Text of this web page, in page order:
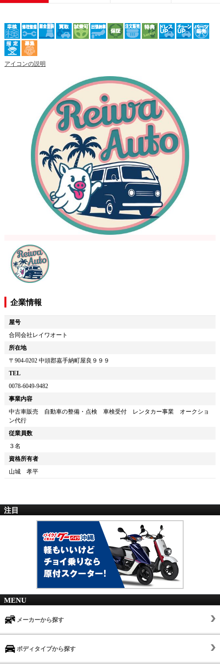
アイコンの説明
企業情報
屋号
合同会社レイワオート
所在地
〒 904-0202 中頭郡嘉手納町屋良９９９
TEL
0078-6049-9482
事業内容
中古車販売 自動車の整備・点検 車検受付 レンタカー事業 オークショ
ン代行
従業員数
３名
資格所有者
山城 孝平
注目
MENU
メーカーから探す
ボディタイプから探す